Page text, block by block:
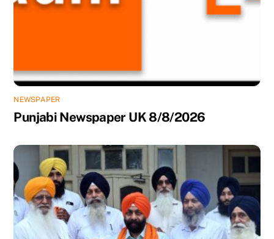
NEWSPAPER
Punjabi Newspaper UK 8/8/2026